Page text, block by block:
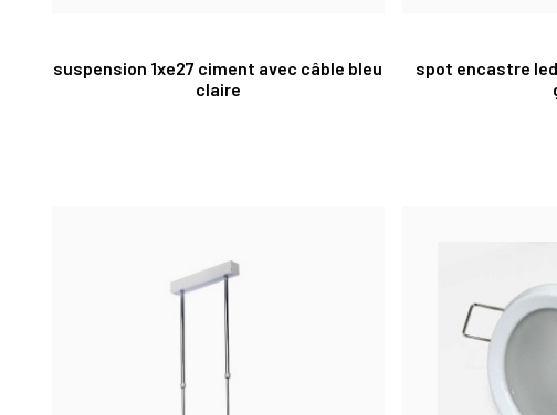
suspension 1xe27 ciment avec câble bleu
claire
spot encastre